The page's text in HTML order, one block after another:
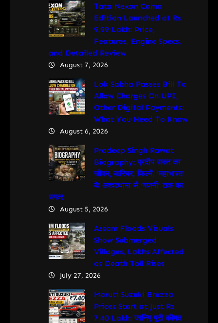
Tata Nexon Camo
Edition Launched at Rs
9.99 Lakh: Price,
Features, Engine Specs,
and Detailed Review
August 7, 2026
Lok Sabha Passes Bill To
Allow Charges On UPI,
Other Digital Payments:
What You Need To Know
August 6, 2026
Pradeep Singh Rawat
Biography: प्रदीप रावत का
जीवन, करियर, फिल्में, ‘महाभारत’
के अश्वत्थामा से ‘गजनी’ तक का
सफर
August 5, 2026
Assam Floods Visuals
Show Submerged
Villages, Lakhs Affected
as Death Toll Rises
July 27, 2026
Maruti Suzuki Brezza
Prices Start at Just Rs
7.40 Lakh: जानिए पूरी कीमत